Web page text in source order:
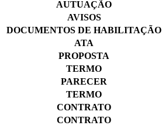
AUTUAÇÃO
AVISOS
DOCUMENTOS DE HABILITAÇÃO
ATA
PROPOSTA
TERMO
PARECER
TERMO
CONTRATO
CONTRATO